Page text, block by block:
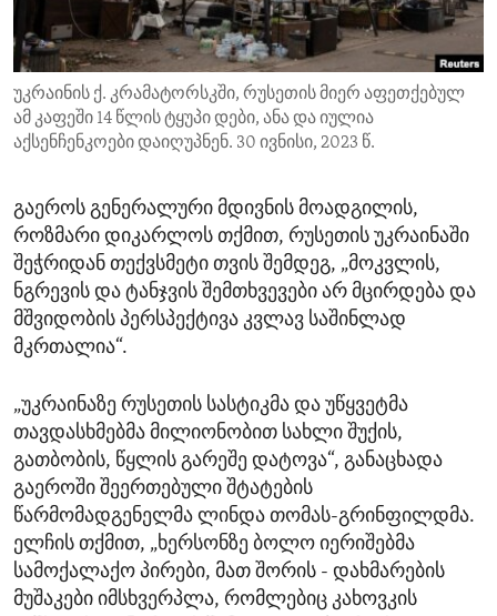
ENVIRONMENT AND HEALTH
IDEALS AND INSTITUTIONS
უკრაინის ქ. კრამატორსკში, რუსეთის მიერ აფეთქებულ
ამ კაფეში 14 წლის ტყუპი დები, ანა და იულია
აქსენჩენკოები დაიღუპნენ. 30 ივნისი, 2023 წ.
გაეროს გენერალური მდივნის მოადგილის,
როზმარი დიკარლოს თქმით, რუსეთის უკრაინაში
შეჭრიდან თექვსმეტი თვის შემდეგ, „მოკვლის,
ნგრევის და ტანჯვის შემთხვევები არ მცირდება და
მშვიდობის პერსპექტივა კვლავ საშინლად
მკრთალია“.
„უკრაინაზე რუსეთის სასტიკმა და უწყვეტმა
თავდასხმებმა მილიონობით სახლი შუქის,
გათბობის, წყლის გარეშე დატოვა“, განაცხადა
გაეროში შეერთებული შტატების
წარმომადგენელმა ლინდა თომას-გრინფილდმა.
ელჩის თქმით, „ხერსონზე ბოლო იერიშებმა
სამოქალაქო პირები, მათ შორის - დახმარების
მუშაკები იმსხვერპლა, რომლებიც კახოვკის